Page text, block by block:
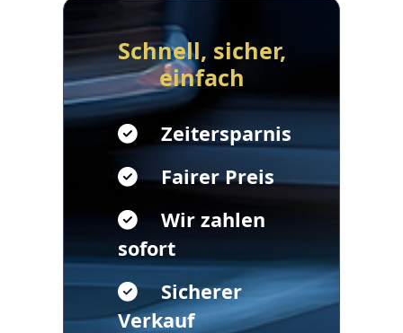
Schnell, sicher,
einfach
Zeitersparnis
Fairer Preis
Wir zahlen
sofort
Sicherer
Verkauf